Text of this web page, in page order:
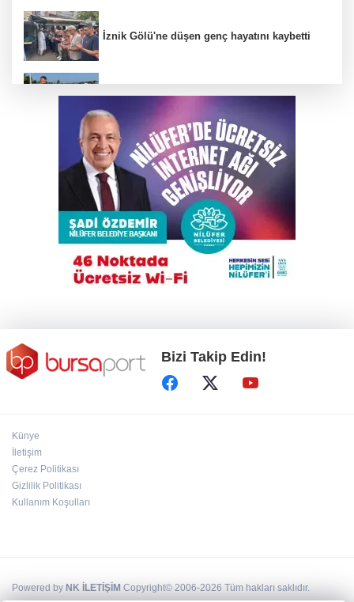
İznik Gölü'ne düşen genç hayatını kaybetti
Büyükşehir’den İnegöl’e ulaşım hamlesi
Uludağ'da çıkan orman yangını söndürüldü
TEKNOSAB KOBİ OSB tanıtıldı
Ahbap Derneği yönetimine kayyum atandı
Bizi Takip Edin!
Künye
İletişim
Çerez Politikası
Gizlilik Politikası
Kullanım Koşulları
Powered by NK İLETİŞİM Copyright© 2006-2026 Tüm hakları saklıdır.